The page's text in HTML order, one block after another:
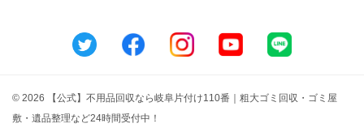
© 2026 【公式】不用品回収なら岐阜片付け110番｜粗大ゴミ回収・ゴミ屋
敷・遺品整理など24時間受付中！